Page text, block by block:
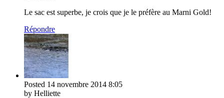
Le sac est superbe, je crois que je le préfère au Marni Gold!
Répondre
Posted 14 novembre 2014 8:05
by Helliette